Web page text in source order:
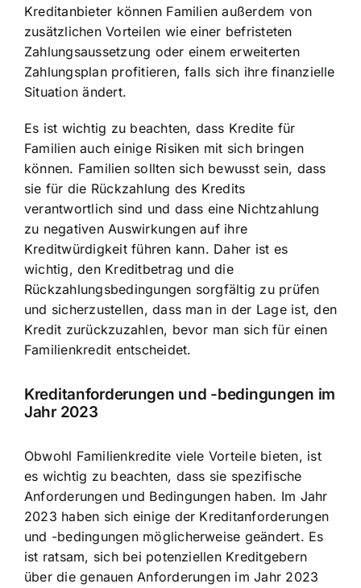
Kreditanbieter können Familien außerdem von
zusätzlichen Vorteilen wie einer befristeten
Zahlungsaussetzung oder einem erweiterten
Zahlungsplan profitieren, falls sich ihre finanzielle
Situation ändert.
Es ist wichtig zu beachten, dass Kredite für
Familien auch einige Risiken mit sich bringen
können. Familien sollten sich bewusst sein, dass
sie für die Rückzahlung des Kredits
verantwortlich sind und dass eine Nichtzahlung
zu negativen Auswirkungen auf ihre
Kreditwürdigkeit führen kann. Daher ist es
wichtig, den Kreditbetrag und die
Rückzahlungsbedingungen sorgfältig zu prüfen
und sicherzustellen, dass man in der Lage ist, den
Kredit zurückzuzahlen, bevor man sich für einen
Familienkredit entscheidet.
Kreditanforderungen und -bedingungen im
Jahr 2023
Obwohl Familienkredite viele Vorteile bieten, ist
es wichtig zu beachten, dass sie spezifische
Anforderungen und Bedingungen haben. Im Jahr
2023 haben sich einige der Kreditanforderungen
und -bedingungen möglicherweise geändert. Es
ist ratsam, sich bei potenziellen Kreditgebern
über die genauen Anforderungen im Jahr 2023